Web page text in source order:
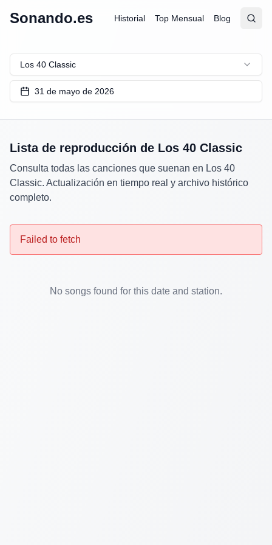
Sonando.es Historial Top Mensual Blog
Abrir
Los 40 Classic
31 de mayo de 2026
Lista de reproducción de Los 40 Classic
Consulta todas las canciones que suenan en Los 40
Classic. Actualización en tiempo real y archivo histórico
completo.
Failed to fetch
No songs found for this date and station.